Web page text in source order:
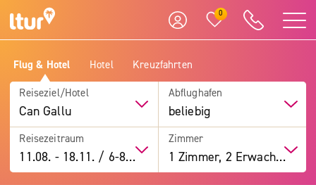
0
Flug & Hotel Hotel Kreuzfahrten
Reiseziel/Hotel
Can Gallu
Abflughafen
beliebig
Reisezeitraum
11.08. -18.11. / 6-8 Tage
Zimmer
1 Zimmer, 2 Erwachsene